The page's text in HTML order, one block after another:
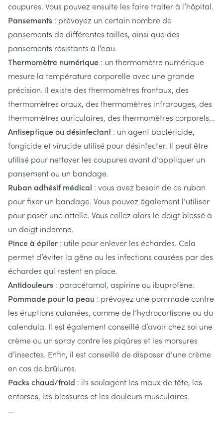
coupures. Vous pouvez ensuite les faire traiter à l’hôpital.
Pansements : prévoyez un certain nombre de
pansements de différentes tailles, ainsi que des
pansements résistants à l’eau.
Thermomètre numérique : un thermomètre numérique
mesure la température corporelle avec une grande
précision. Il existe des thermomètres frontaux, des
thermomètres oraux, des thermomètres infrarouges, des
thermomètres auriculaires, des thermomètres corporels...
Antiseptique ou désinfectant : un agent bactéricide,
fongicide et virucide utilisé pour désinfecter. Il peut être
utilisé pour nettoyer les coupures avant d’appliquer un
pansement ou un bandage.
Ruban adhésif médical : vous avez besoin de ce ruban
pour fixer un bandage. Vous pouvez également l’utiliser
pour poser une attelle. Vous collez alors le doigt blessé à
un doigt indemne.
Pince à épiler : utile pour enlever les échardes. Cela
permet d’éviter la gêne ou les infections causées par des
échardes qui restent en place.
Antidouleurs : paracétamol, aspirine ou ibuprofène.
Pommade pour la peau : prévoyez une pommade contre
les éruptions cutanées, comme de l’hydrocortisone ou du
calendula. Il est également conseillé d’avoir chez soi une
crème ou un spray contre les piqûres et les morsures
d’insectes. Enfin, il est conseillé de disposer d’une crème
en cas de brûlures.
Packs chaud/froid : ils soulagent les maux de tête, les
entorses, les blessures et les douleurs musculaires.
...